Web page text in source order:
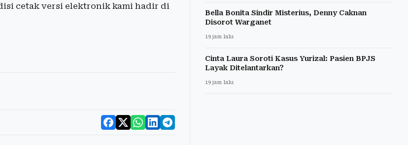
cetak versi elektronik kami hadir di
Bella Bonita Sindir Misterius, Denny Caknan
Disorot Warganet
19 jam lalu
Cinta Laura Soroti Kasus Yurizal: Pasien BPJS
Layak Ditelantarkan?
19 jam lalu